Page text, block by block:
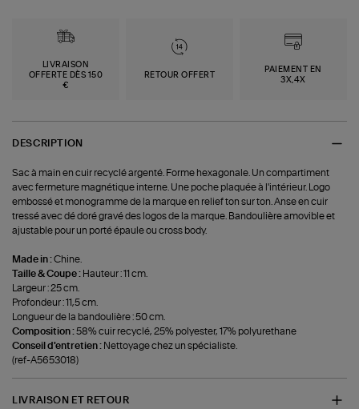
LIVRAISON
OFFERTE DÈS 150
€
RETOUR OFFERT
PAIEMENT EN
3X,4X
DESCRIPTION
Sac à main en cuir recyclé argenté. Forme hexagonale. Un compartiment
avec fermeture magnétique interne. Une poche plaquée à l'intérieur. Logo
embossé et monogramme de la marque en relief ton sur ton. Anse en cuir
tressé avec dé doré gravé des logos de la marque. Bandoulière amovible et
ajustable pour un porté épaule ou cross body.
Made in :Chine.
Taille & Coupe : Hauteur : 11 cm.
Largeur : 25 cm.
Profondeur : 11,5 cm.
Longueur de la bandoulière : 50 cm.
Composition :58% cuir recyclé, 25% polyester, 17% polyurethane
Conseil d'entretien : Nettoyage chez un spécialiste.
(ref-A5653018)
LIVRAISON ET RETOUR